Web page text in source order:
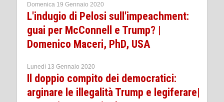
Domenica 19 Gennaio 2020
L'indugio di Pelosi sull'impeachment:
guai per McConnell e Trump? |
Domenico Maceri, PhD, USA
Lunedì 13 Gennaio 2020
Il doppio compito dei democratici:
arginare le illegalità Trump e legiferare|